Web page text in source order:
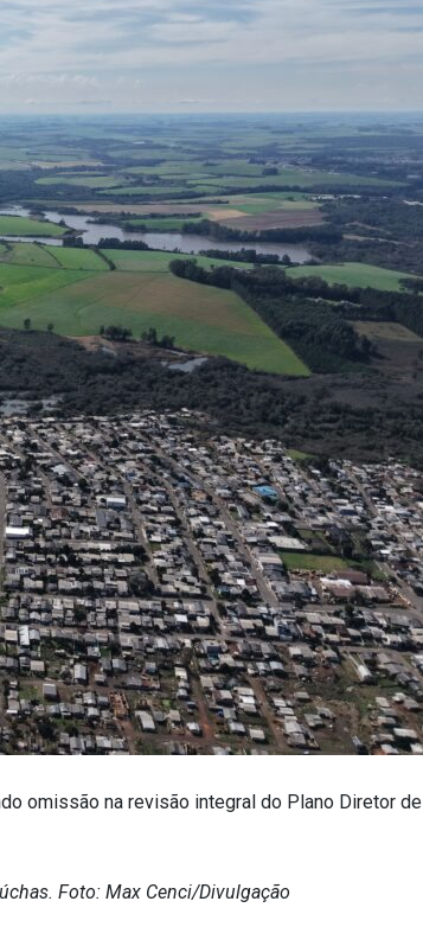
omissão na revisão integral do Plano Diretor de
Foto: Max Cenci/Divulgação